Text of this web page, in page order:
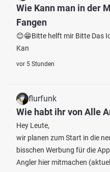
Wie Kann man in der
Fangen
😊😁Bitte helft mir Bitte Das
Kan
vor 5 Stunden
flurfunk
Wie habt ihr von Alle
Hey Leute,
wir planen zum Start in die
bisschen Werbung für die
Angler hier mitmachen